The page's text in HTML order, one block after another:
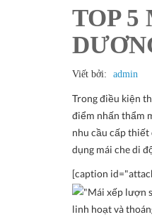
TOP
Viết bởi: admin
Trong điều kiện
điểm nhấn thẩm
nhu cầu cấp thiết
dụng mái che di
[caption
linh hoạt và